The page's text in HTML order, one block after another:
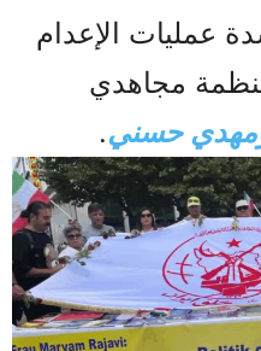
عمليات الإعدام
مجاهدي
حسني.